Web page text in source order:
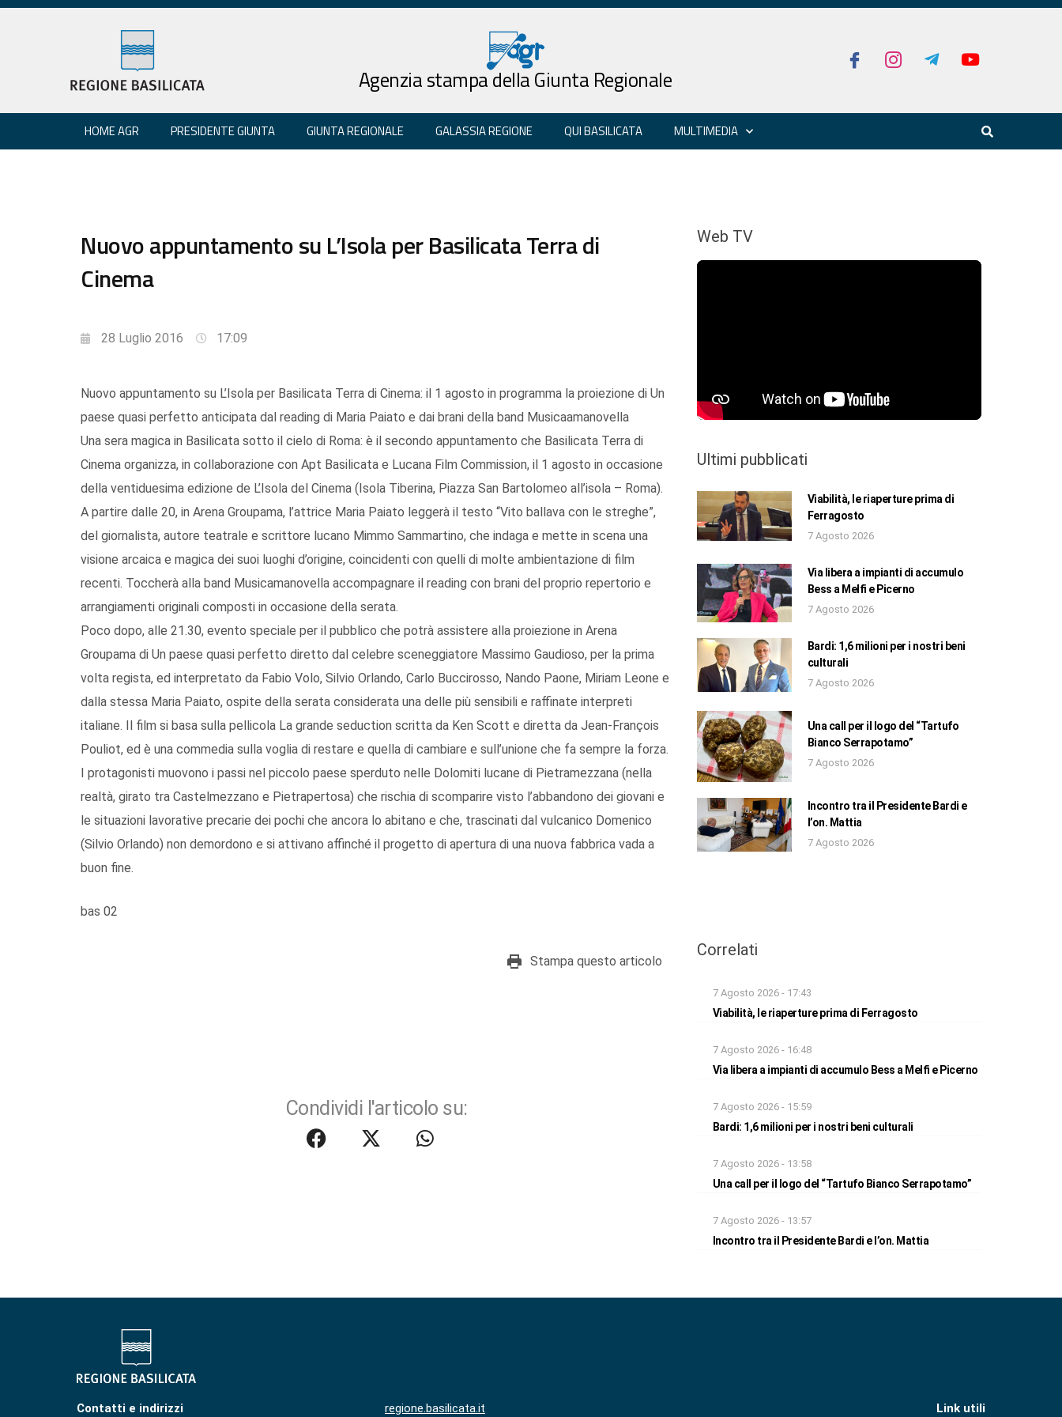
Agenzia stampa della Giunta Regionale
HOME AGR PRESIDENTE GIUNTA GIUNTA REGIONALE GALASSIA REGIONE QUI BASILICATA MULTIMEDIA
Nuovo appuntamento su L’Isola per Basilicata Terra di
Cinema
28 Luglio 2016 17:09
Nuovo appuntamento su L’Isola per Basilicata Terra di Cinema: il 1 agosto in programma la proiezione di Un
paese quasi perfetto anticipata dal reading di Maria Paiato e dai brani della band Musicaamanovella
Una sera magica in Basilicata sotto il cielo di Roma: è il secondo appuntamento che Basilicata Terra di
Cinema organizza, in collaborazione con Apt Basilicata e Lucana Film Commission, il 1 agosto in occasione
della ventiduesima edizione de L’Isola del Cinema (Isola Tiberina, Piazza San Bartolomeo all’isola – Roma).
A partire dalle 20, in Arena Groupama, l’attrice Maria Paiato leggerà il testo “Vito ballava con le streghe”,
del giornalista, autore teatrale e scrittore lucano Mimmo Sammartino, che indaga e mette in scena una
visione arcaica e magica dei suoi luoghi d’origine, coincidenti con quelli di molte ambientazione di film
recenti. Toccherà alla band Musicamanovella accompagnare il reading con brani del proprio repertorio e
arrangiamenti originali composti in occasione della serata.
Poco dopo, alle 21.30, evento speciale per il pubblico che potrà assistere alla proiezione in Arena
Groupama di Un paese quasi perfetto diretto dal celebre sceneggiatore Massimo Gaudioso, per la prima
volta regista, ed interpretato da Fabio Volo, Silvio Orlando, Carlo Buccirosso, Nando Paone, Miriam Leone e
dalla stessa Maria Paiato, ospite della serata considerata una delle più sensibili e raffinate interpreti
italiane. Il film si basa sulla pellicola La grande seduction scritta da Ken Scott e diretta da Jean-François
Pouliot, ed è una commedia sulla voglia di restare e quella di cambiare e sull’unione che fa sempre la forza.
I protagonisti muovono i passi nel piccolo paese sperduto nelle Dolomiti lucane di Pietramezzana (nella
realtà, girato tra Castelmezzano e Pietrapertosa) che rischia di scomparire visto l’abbandono dei giovani e
le situazioni lavorative precarie dei pochi che ancora lo abitano e che, trascinati dal vulcanico Domenico
(Silvio Orlando) non demordono e si attivano affinché il progetto di apertura di una nuova fabbrica vada a
buon fine.
bas 02
Stampa questo articolo
Condividi l'articolo su:
Web TV
Ultimi pubblicati
Viabilità, le riaperture prima di
Ferragosto
7 Agosto 2026
Via libera a impianti di accumulo
Bess a Melfi e Picerno
7 Agosto 2026
Bardi: 1,6 milioni per i nostri beni
culturali
7 Agosto 2026
Una call per il logo del “Tartufo
Bianco Serrapotamo”
7 Agosto 2026
Incontro tra il Presidente Bardi e
l’on. Mattia
7 Agosto 2026
Correlati
7 Agosto 2026 - 17:43
Viabilità, le riaperture prima di Ferragosto
7 Agosto 2026 - 16:48
Via libera a impianti di accumulo Bess a Melfi e Picerno
7 Agosto 2026 - 15:59
Bardi: 1,6 milioni per i nostri beni culturali
7 Agosto 2026 - 13:58
Una call per il logo del “Tartufo Bianco Serrapotamo”
7 Agosto 2026 - 13:57
Incontro tra il Presidente Bardi e l’on. Mattia
Contatti e indirizzi regione.basilicata.it Link utili